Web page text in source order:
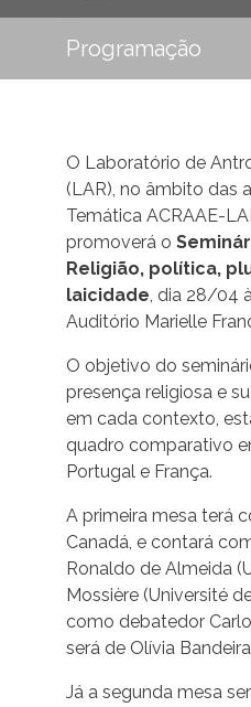
Programação
O Laboratório de
(LAR), no âmbito das
Temática ACRAAE-
promoverá o
Religião, política,
laicidade, dia 28/04
Auditório Marielle
O objetivo do
presença religiosa e
em cada contexto,
quadro comparativo
Portugal e França.
A primeira mesa terá
Canadá, e contará
Ronaldo de Almeida
Mossière (Université
como debatedor
será de Olívia
Já a segunda mesa